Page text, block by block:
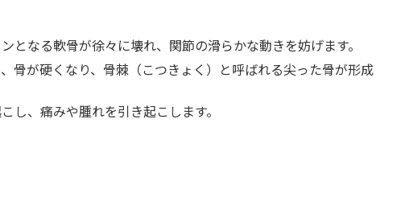
となる軟骨が徐々に壊れ、関節の滑らかな動きを妨げます。
骨が硬くなり、骨棘（こつきょく）と呼ばれる尖った骨が形成
し、痛みや腫れを引き起こします。